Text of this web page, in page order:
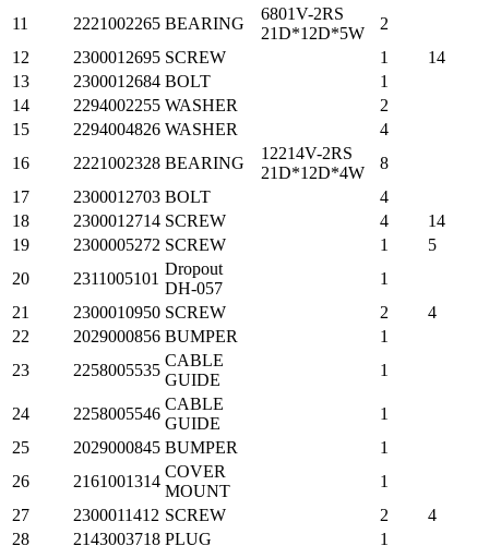
11
2221002265 BEARING
6801V-2RS
21D*12D*5W
2
12
2300012695 SCREW 1
14
13
2300012684 BOLT
1
14
2294002255 WASHER
2
15
2294004826 WASHER
4
16
2221002328 BEARING
12214V-2RS
21D*12D*4W
8
17
2300012703 BOLT
4
18
2300012714 SCREW 4
14
19
2300005272 SCREW 1
5
20
2311005101
Dropout
DH-057
1
21
2300010950 SCREW 2
4
22
2029000856 BUMPER
1
23
2258005535
CABLE
GUIDE
1
24 2258005546
CABLE
GUIDE
1
25
2029000845 BUMPER
1
26
2161001314
COVER
MOUNT
1
27
2300011412 SCREW 2
4
28
2143003718 PLUG
1